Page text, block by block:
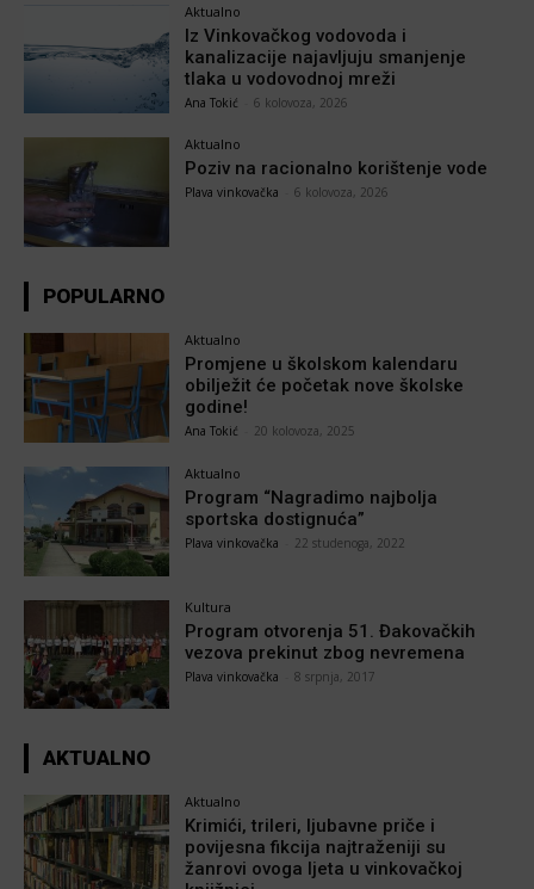
Aktualno
Iz Vinkovačkog vodovoda i
kanalizacije najavljuju smanjenje
tlaka u vodovodnoj mreži
Ana Tokić 6 kolovoza, 2026
Aktualno
Poziv na racionalno korištenje vode
Plava vinkovačka 6 kolovoza, 2026
POPULARNO
Aktualno
Promjene u školskom kalendaru
obilježit će početak nove školske
godine!
Ana Tokić 20 kolovoza, 2025
Aktualno
Program “Nagradimo najbolja
sportska dostignuća”
Plava vinkovačka 22 studenoga, 2022
Kultura
Program otvorenja 51. Đakovačkih
vezova prekinut zbog nevremena
Plava vinkovačka 8 srpnja, 2017
AKTUALNO
Aktualno
Krimići, trileri, ljubavne priče i
povijesna fikcija najtraženiji su
žanrovi ovoga ljeta u vinkovačkoj